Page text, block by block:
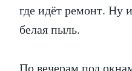
где идёт ремонт. Ну
белая пыль.